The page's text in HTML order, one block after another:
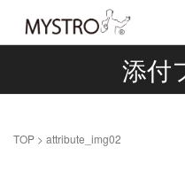
添付
TOP > attribute_img02